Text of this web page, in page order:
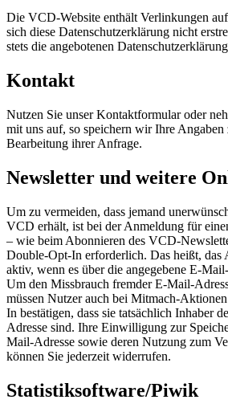
Die VCD-Website enthält Verlinkungen
sich diese Datenschutzerklärung nicht
stets die angebotenen
Kontakt
Nutzen Sie unser Kontaktformular oder
mit uns auf, so speichern wir Ihre
Bearbeitung ihrer Anfrage.
Newsletter und weitere
Um zu vermeiden, dass jemand
VCD erhält, ist bei der Anmeldung für
– wie beim Abonnieren des VCD-
Double-Opt-In erforderlich. Das heißt, das
aktiv, wenn es über die angegebene E-
Um den Missbrauch fremder E-Mail-
müssen Nutzer auch bei Mitmach-
In bestätigen, dass sie tatsächlich Inhaber
Adresse sind. Ihre Einwilligung zur
Mail-Adresse sowie deren Nutzung zum
können Sie jederzeit widerrufen.
Statistiksoftware/Piwik